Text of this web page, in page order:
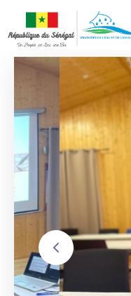
Accueil
Ministère
Programmes
&
Projets
Services
Aux
Usagers
Actualité